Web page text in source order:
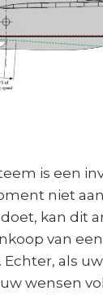
is een
niet
kan dit
van
als
wensen